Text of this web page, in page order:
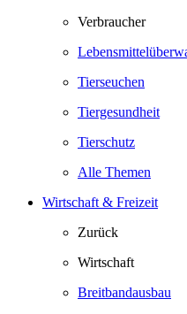
Verbraucher
Tierseuchen
Tiergesundheit
Tierschutz
Alle Themen
Wirtschaft & Freizeit
Zurück
Wirtschaft
Breitbandausbau